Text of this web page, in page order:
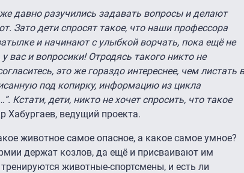
давно разучились задавать вопросы и делают
Зато дети спросят такое, что наши профессора
и начинают с улыбкой ворчать, пока ещё не
вас и вопросики! Отродясь такого никто не
это же гораздо интереснее, чем листать в
под копирку, информацию из цикла
Кстати, дети, никто не хочет спросить, что такое
Хабургаев, ведущий проекта.
животное самое опасное, а какое самое умное?
держат козлов, да ещё и присваивают им
животные-спортсмены, и есть ли